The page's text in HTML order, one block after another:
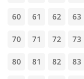
60 61 62 63
70 71 72 73
80 81 82 83